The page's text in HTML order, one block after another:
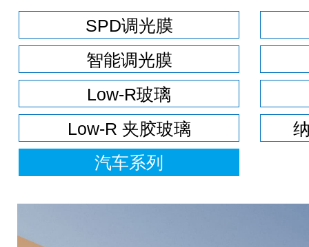
SPD调光膜
智能调光膜
Low-R玻璃
Low-R 夹胶玻璃
汽车系列